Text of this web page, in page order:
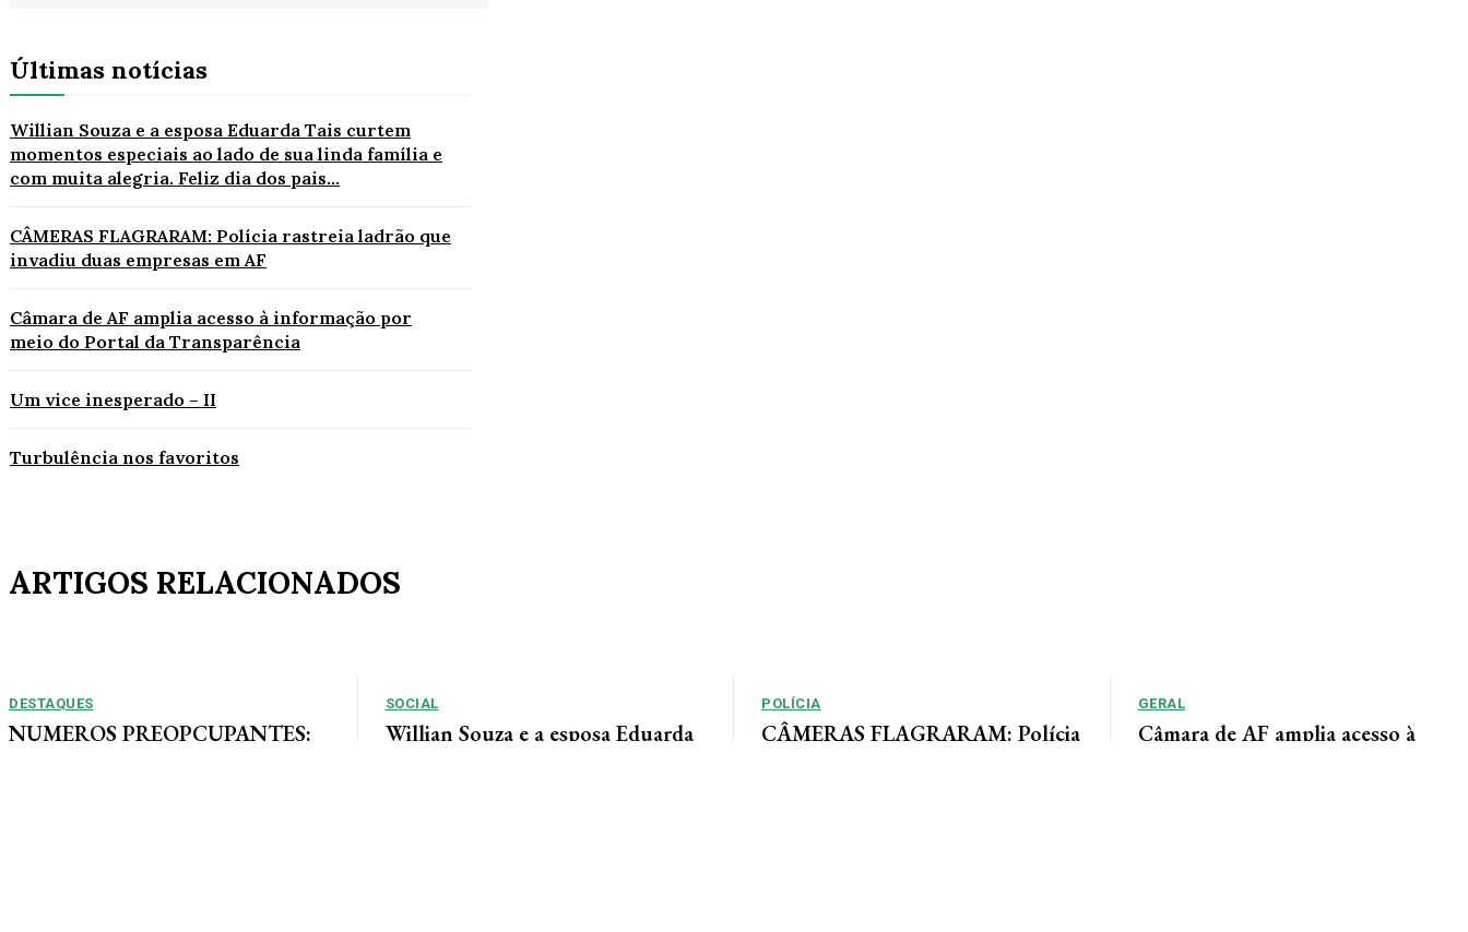
Últimas notícias
Willian Souza e a esposa Eduarda Tais curtem
momentos especiais ao lado de sua linda família e
com muita alegria. Feliz dia dos pais...
CÂMERAS FLAGRARAM: Polícia rastreia ladrão que
invadiu duas empresas em AF
Câmara de AF amplia acesso à informação por
meio do Portal da Transparência
Um vice inesperado – II
Turbulência nos favoritos
ARTIGOS RELACIONADOS
DESTAQUES
NUMEROS PREOPCUPANTES:
SOCIAL
Willian Souza e a esposa Eduarda
POLÍCIA
CÂMERAS FLAGRARAM: Polícia
GERAL
Câmara de AF amplia acesso à